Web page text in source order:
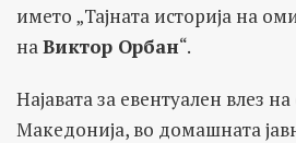
името „Тајната историја на
наВиктор Орбан“.
Најавата за евентуален влез
Македонија, во домашната